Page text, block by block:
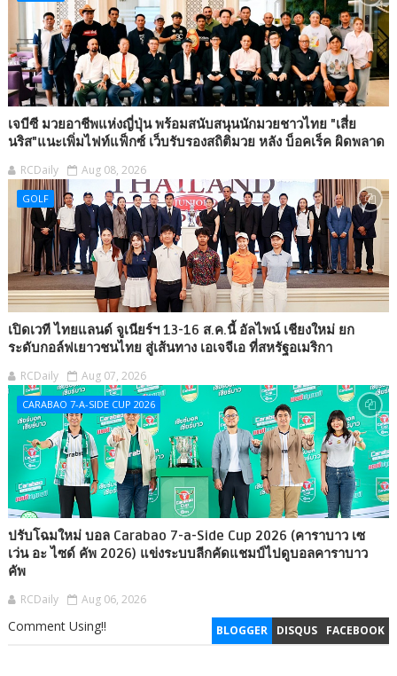
เจบีซี มวยอาชีพแห่งญี่ปุ่น พร้อมสนับสนุนนักมวยชาวไทย "เสี่ย
นริส"แนะเพิ่มไฟท์แฟ็กซ์ เว็บรับรองสถิติมวย หลัง บ็อคเร็ค ผิดพลาด
RCDaily Aug 08, 2026
GOLF
เปิดเวที ไทยแลนด์ จูเนียร์ฯ 13-16 ส.ค.นี้ อัลไพน์ เชียงใหม่ ยก
ระดับกอล์ฟเยาวชนไทย สู่เส้นทาง เอเจจีเอ ที่สหรัฐอเมริกา
RCDaily Aug 07, 2026
CARABAO 7-A-SIDE CUP 2026
ปรับโฉมใหม่ บอล Carabao 7-a-Side Cup 2026 (คาราบาว เซ
เว่น อะ ไซด์ คัพ 2026) แข่งระบบลีกคัดแชมป์ไปดูบอลคาราบาว
คัพ
RCDaily Aug 06, 2026
BLOGGER DISQUS FACEBOOK
Comment Using!!